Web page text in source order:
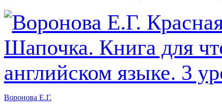
Воронова Е.Г.